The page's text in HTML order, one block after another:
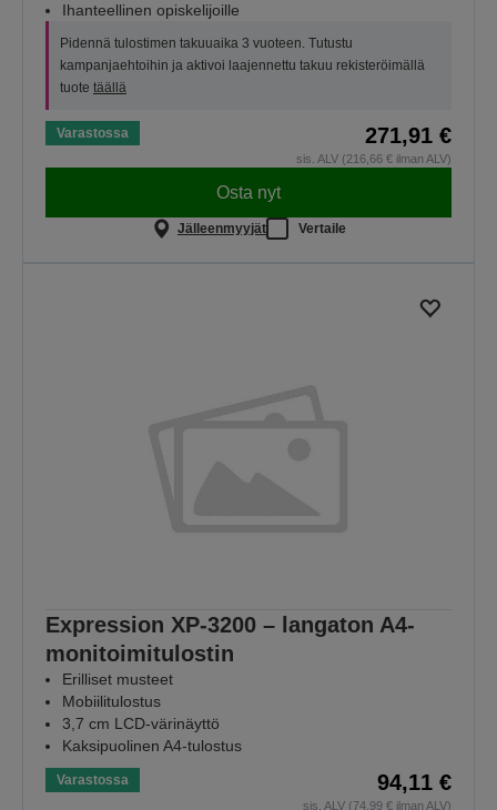
Ihanteellinen opiskelijoille
Pidennä tulostimen takuuaika 3 vuoteen. Tutustu
kampanjaehtoihin ja aktivoi laajennettu takuu rekisteröimällä
tuote täällä
Varastossa 271,91 €
sis. ALV (216,66 € ilman ALV)
Osta nyt
Jälleenmyyjät Vertaile
Expression XP-3200 – langaton A4-
monitoimitulostin
Erilliset musteet
Mobiilitulostus
3,7 cm LCD-värinäyttö
Kaksipuolinen A4-tulostus
Varastossa 94,11 €
sis. ALV (74,99 € ilman ALV)